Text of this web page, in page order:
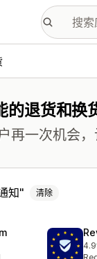
的退货和换
再一次机会，
知 清除
4.9
总